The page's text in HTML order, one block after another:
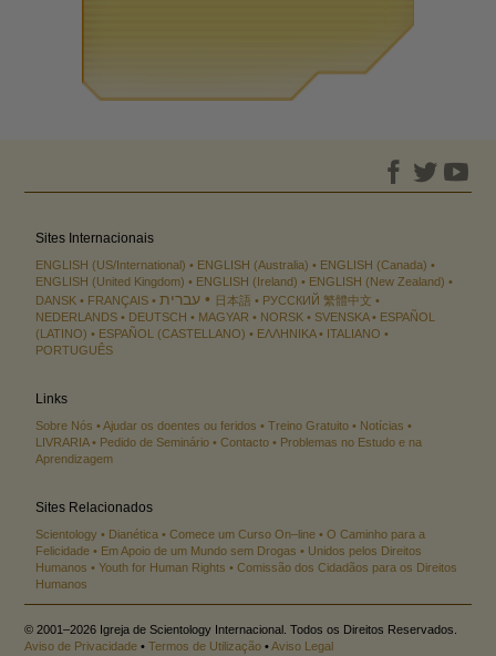
Sites Internacionais
ENGLISH (US/International) ENGLISH (Australia)
ENGLISH (Canada)
ENGLISH (United Kingdom)
ENGLISH (Ireland)
ENGLISH (New Zealand)
DANSK
FRANÇAIS עברית 日本語 РУССКИЙ 繁體中文
NEDERLANDS
DEUTSCH MAGYAR NORSK SVENSKA
ESPAÑOL
(LATINO)
ESPAÑOL (CASTELLANO) ΕΛΛΗΝΙΚA
ITALIANO
PORTUGUÊS
Links
Sobre Nós Ajudar os doentes ou feridos Treino Gratuito
Notícias
LIVRARIA
Pedido de Seminário Contacto
Problemas no Estudo e na
Aprendizagem
Sites Relacionados
Scientology Dianética Comece um Curso On–line
O Caminho para a
Felicidade
Em Apoio de um Mundo sem Drogas
Unidos pelos Direitos
Humanos
Youth for Human Rights
Comissão dos Cidadãos para os Direitos
Humanos
© 2001–2026 Igreja de Scientology Internacional. Todos os Direitos Reservados.
Aviso de Privacidade •Termos de Utilização •Aviso Legal